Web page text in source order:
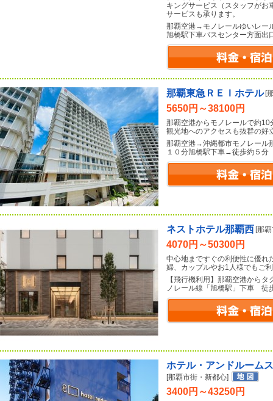
キングサービス（スタッフがお
サービスも承ります。
那覇空港→モノレールゆいレー
旭橋駅下車バスセンター方面
那覇東急ＲＥＩホテル [
5650円～38100円
那覇空港からモノレールで約
観光地へのアクセスも抜群の好
那覇空港→沖縄都市モノレール
１０分旭橋駅下車→徒歩約５分
ネストホテル那覇西 [那
4070円～50300円
中心地まですぐの利便性に優れ
婦、カップルやお1人様でもご
【飛行機利用】那覇空港から
ノレール線「旭橋駅」下車 徒
ホテル・アンドルーム
[那覇市街・新都心]
3400円～43250円